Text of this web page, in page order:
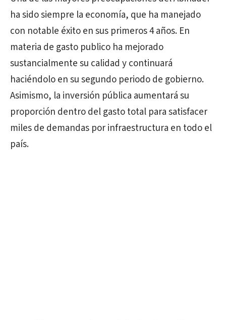
ha sido siempre la economía, que ha manejado
con notable éxito en sus primeros 4 años. En
materia de gasto publico ha mejorado
sustancialmente su calidad y continuará
haciéndolo en su segundo periodo de gobierno.
Asimismo, la inversión pública aumentará su
proporción dentro del gasto total para satisfacer
miles de demandas por infraestructura en todo el
país.